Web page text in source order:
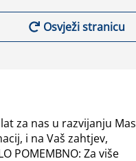
Osvježi stranicu
za nas u razvijanju
i na Vaš zahtjev,
POMEMBNO: Za više